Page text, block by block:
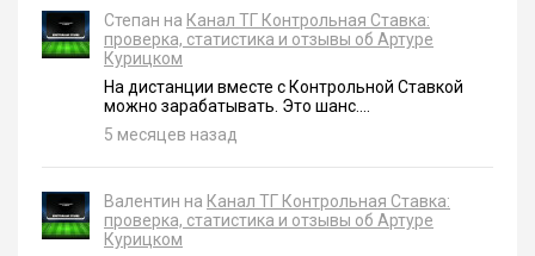
Степан на Канал ТГ Контрольная Ставка:
проверка, статистика и отзывы об Артуре
Курицком
На дистанции вместе с Контрольной Ставкой
можно зарабатывать. Это шанс....
5 месяцев назад
Валентин на Канал ТГ Контрольная Ставка:
проверка, статистика и отзывы об Артуре
Курицком